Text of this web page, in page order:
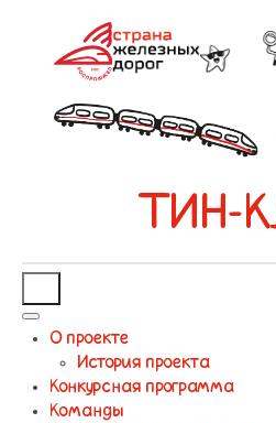
ТИН-
О проекте
История проекта
Конкурсная программа
Команды